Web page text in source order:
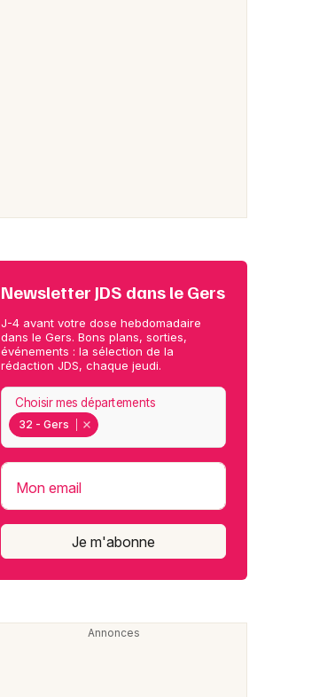
Newsletter JDS dans le Gers
J-4 avant votre dose hebdomadaire
dans le Gers. Bons plans, sorties,
événements : la sélection de la
rédaction JDS, chaque jeudi.
32 - Gers
Choisir mes départements
Mon email
Je m'abonne